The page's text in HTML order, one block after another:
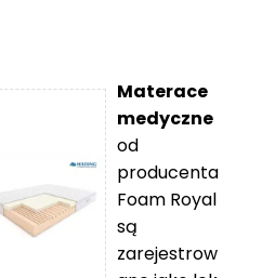
Materace
medyczne
od
producenta
Foam Royal
są
zarejestrow